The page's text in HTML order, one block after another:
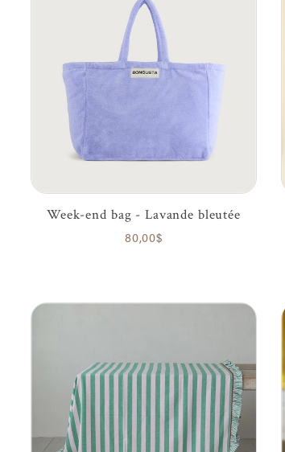
Week-end bag - Lavande bleutée
80,00$